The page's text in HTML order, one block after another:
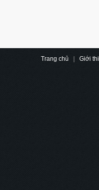
Trang chủ Giới